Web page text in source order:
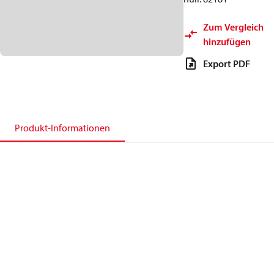
Zum Vergleich
hinzufügen
Export PDF
Produkt-Informationen